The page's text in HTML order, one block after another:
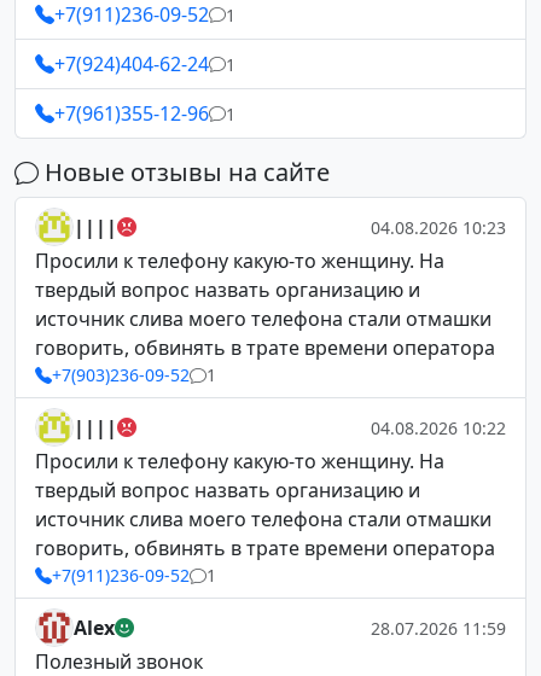
+7(911)236-09-52 1
+7(924)404-62-24 1
+7(961)355-12-96 1
Новые отзывы на сайте
|||| 04.08.2026 10:23
Просили к телефону какую-то женщину. На
твердый вопрос назвать организацию и
источник слива моего телефона стали отмашки
говорить, обвинять в трате времени оператора
+7(903)236-09-52 1
|||| 04.08.2026 10:22
Просили к телефону какую-то женщину. На
твердый вопрос назвать организацию и
источник слива моего телефона стали отмашки
говорить, обвинять в трате времени оператора
+7(911)236-09-52 1
Alex 28.07.2026 11:59
Полезный звонок